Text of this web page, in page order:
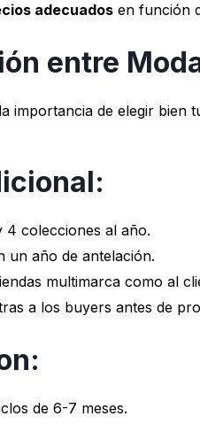
adecuadosen función
entre
importancia de elegir bien
4 colecciones al año.
un año de antelación.
multimarca como al
a los buyers antes de
de 6-7 meses.